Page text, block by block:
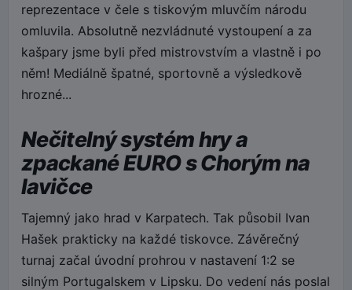
reprezentace v čele s tiskovým mluvčím národu
omluvila. Absolutně nezvládnuté vystoupení a za
kašpary jsme byli před mistrovstvím a vlastně i po
něm! Mediálně špatné, sportovně a výsledkově
hrozné...
Nečitelný systém hry a
zpackané EURO s Chorým na
lavičce
Tajemný jako hrad v Karpatech. Tak působil Ivan
Hašek prakticky na každé tiskovce. Závěrečný
turnaj začal úvodní prohrou v nastavení 1:2 se
silným Portugalskem v Lipsku. Do vedení nás poslal